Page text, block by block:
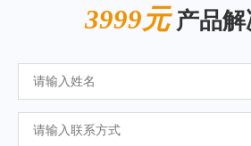
3999元产品解